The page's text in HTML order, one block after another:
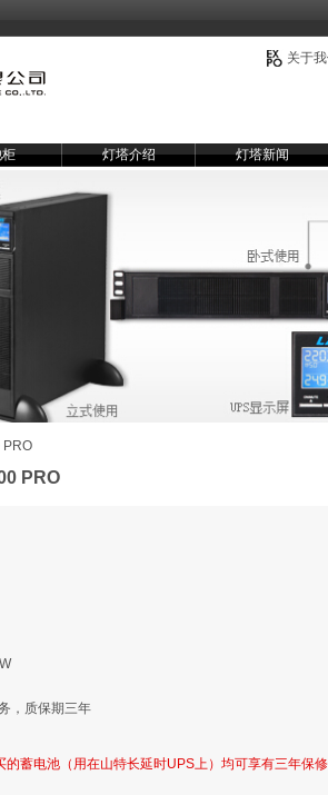
灯塔介绍 灯塔新闻
关于
PRO
，质保期三年
蓄电池（用在山特长延时UPS上）均可享有三年保
PRO